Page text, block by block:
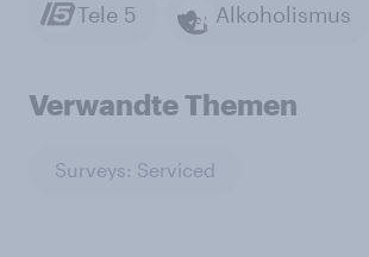
Tele 5 Alkoholismus
Verwandte Themen
Surveys: Serviced